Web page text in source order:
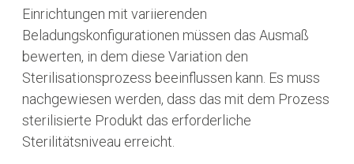
Einrichtungen mit variierenden
Beladungskonfigurationen müssen das Ausmaß
bewerten, in dem diese Variation den
Sterilisationsprozess beeinflussen kann. Es muss
nachgewiesen werden, dass das mit dem Prozess
sterilisierte Produkt das erforderliche
Sterilitätsniveau erreicht.